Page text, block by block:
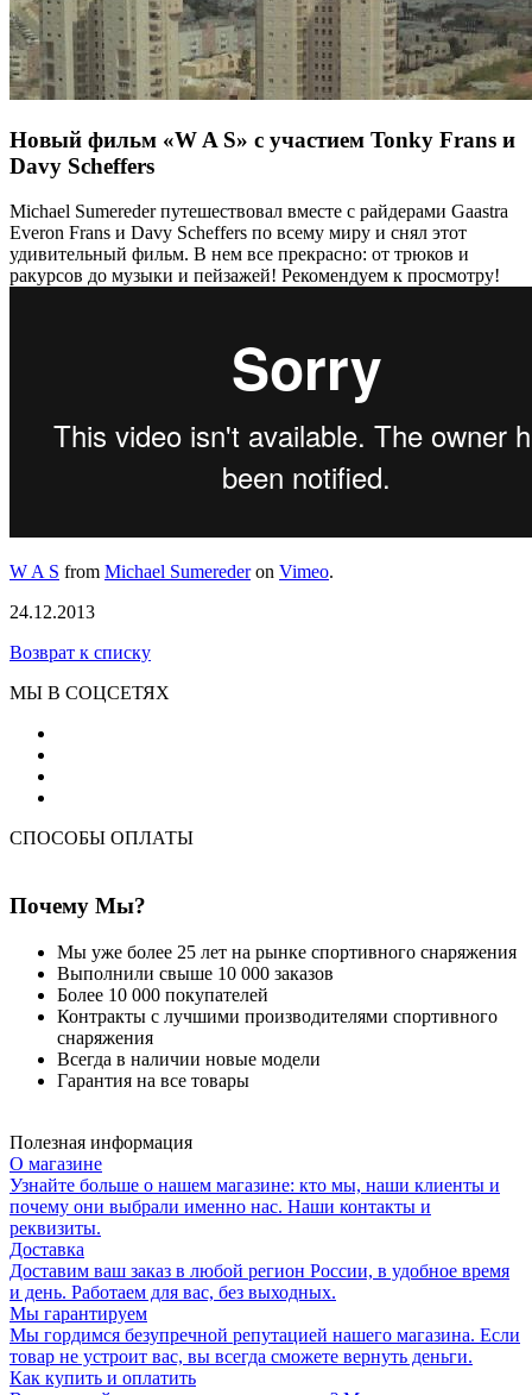
Новый фильм «W A S» с участием Tonky Frans и
Davy Scheffers
Michael Sumereder путешествовал вместе с райдерами Gaastra
Everon Frans и Davy Scheffers по всему миру и снял этот
удивительный фильм. В нем все прекрасно: от трюков и
ракурсов до музыки и пейзажей! Рекомендуем к просмотру!
W A S from Michael Sumerederon Vimeo.
24.12.2013
Возврат к списку
МЫ В СОЦСЕТЯХ
СПОСОБЫ ОПЛАТЫ
Почему Мы?
Мы уже более 25 лет на рынке спортивного снаряжения
Выполнили свыше 10 000 заказов
Более 10 000 покупателей
Контракты с лучшими производителями спортивного
снаряжения
Всегда в наличии новые модели
Гарантия на все товары
Полезная информация
О магазине
Узнайте больше о нашем магазине: кто мы, наши клиенты и
почему они выбрали именно нас. Наши контакты и
реквизиты.
Доставка
Доставим ваш заказ в любой регион России, в удобное время
и день. Работаем для вас, без выходных.
Мы гарантируем
Мы гордимся безупречной репутацией нашего магазина. Если
товар не устроит вас, вы всегда сможете вернуть деньги.
Как купить и оплатить